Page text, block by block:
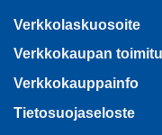
Verkkolaskuosoite
Verkkokaupan
Verkkokauppainfo
Tietosuojaseloste